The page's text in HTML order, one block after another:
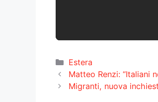
Categorie
Estera
Matteo Renzi: “Italiani
Migranti, nuova